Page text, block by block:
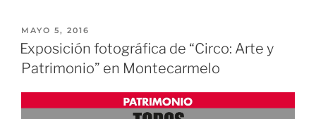
MAYO 5, 2016
Exposición fotográfica de “Circo: Arte y
Patrimonio” en Montecarmelo